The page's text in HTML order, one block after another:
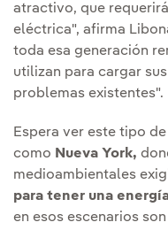
atractivo, que
eléctrica", afirma
toda esa generación
utilizan para cargar
problemas existentes".
Espera ver este tipo
como Nueva York,
medioambientales
para tener una
en esos escenarios